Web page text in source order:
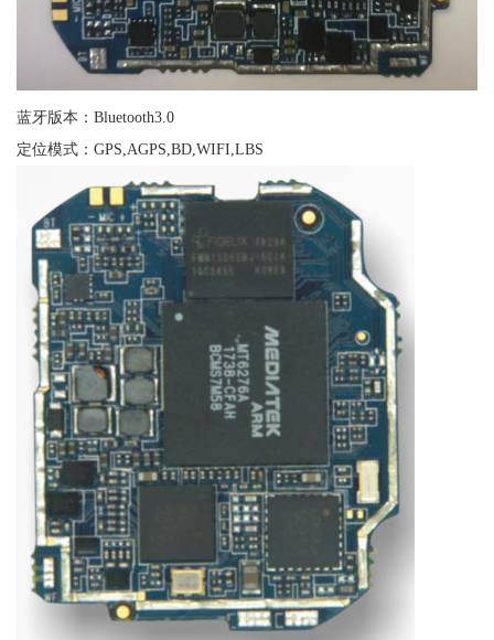
蓝牙版本：Bluetooth3.0
定位模式：GPS,AGPS,BD,WIFI,LBS